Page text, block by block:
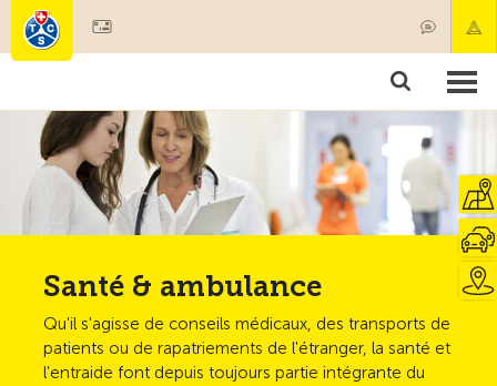
Membres & prestations
Tests, sécurité & santé
Santé & ambulance
Qu'il s'agisse de conseils médicaux, des transports de
patients ou de rapatriements de l'étranger, la santé et
l'entraide font depuis toujours partie intégrante du